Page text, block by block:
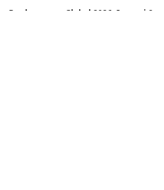
Perdagangan Global 2026: Inovasi &